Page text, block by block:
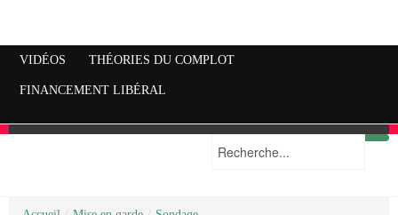
VIDÉOS THÉORIES DU COMPLOT
FINANCEMENT LIBÉRAL